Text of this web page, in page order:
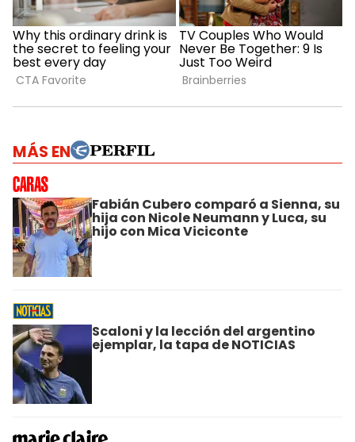
MÁS EN
Fabián Cubero comparó a Sienna, su
hija con Nicole Neumann y Luca, su
hijo con Mica Viciconte
Scaloni y la lección del argentino
ejemplar, la tapa de NOTICIAS